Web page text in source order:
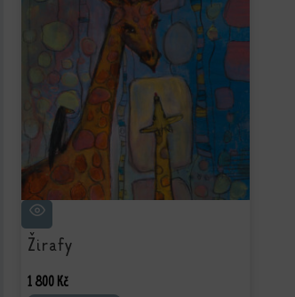
Žirafy
1 800 Kč